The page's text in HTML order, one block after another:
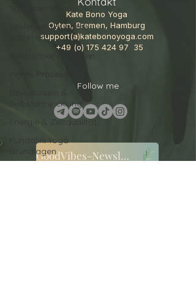
Seelenweg & innere
Wahrheit
Achtsamkeit & Leben
Selbstentwicklung
Energie & Zeitqualität
Kundalini Yoga
Grundlagen
Kate Bono Yoga
Oyten, Bremen, Hamburg
support(a)katebonoyoga.com
+49 (o) 175 424 97 35
Follow me
GoodVibes-Newsletter